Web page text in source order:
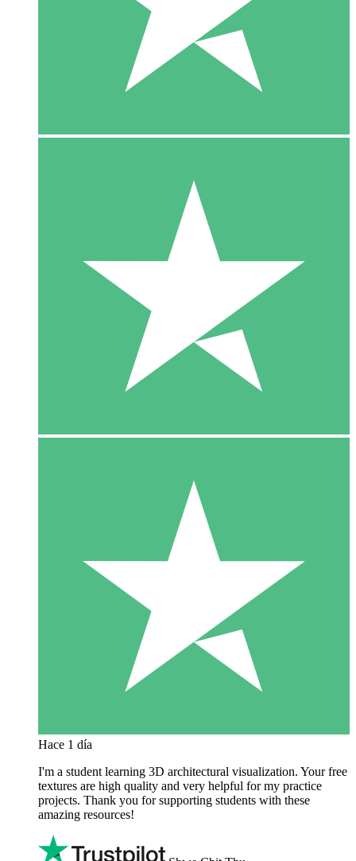
Hace 1 día
I'm a student learning 3D architectural visualization. Your free
textures are high quality and very helpful for my practice
projects. Thank you for supporting students with these
amazing resources!